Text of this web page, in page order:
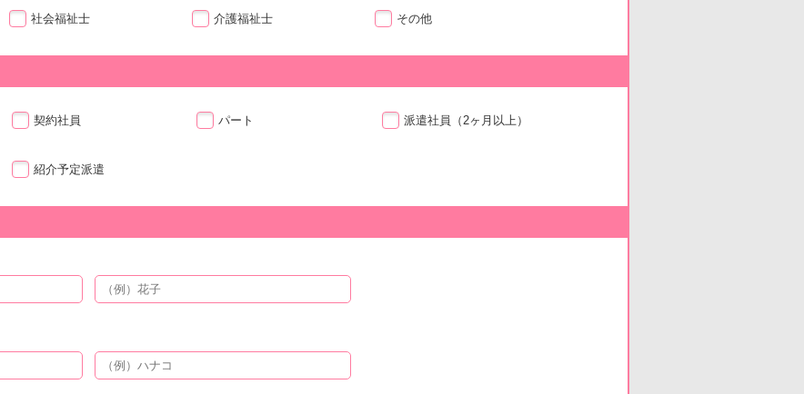
社会福祉士 介護福祉士 その他
契約社員 パート 派遣社員 （2ヶ月以上）
紹介予定派遣